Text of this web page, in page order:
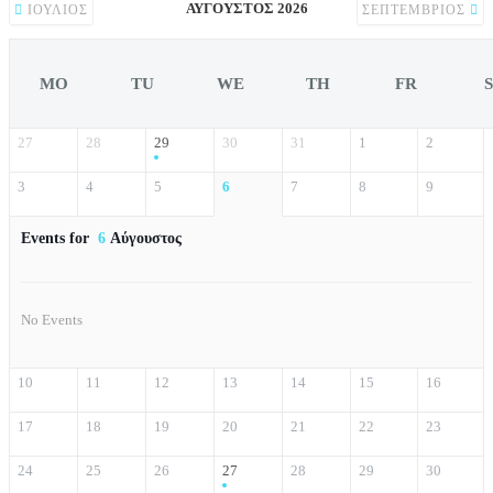
ΙΟΎΛΙΟΣ ΑΎΓΟΥΣΤΟΣ 2026 ΣΕΠΤΈΜΒΡΙΟΣ
MO TU WE TH FR
27 28 29 30 31 1 2
3 4 5 6 7 8 9
Events for 6 Αύγουστος
No Events
10 11 12 13 14 15 16
17 18 19 20 21 22 23
24 25 26 27 28 29 30